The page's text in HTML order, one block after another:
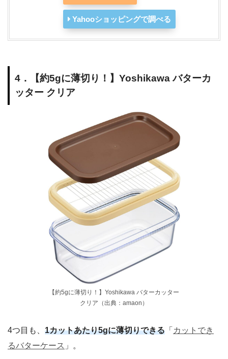
Yahooショッピングで調べる
4．【約5gに薄切り！】Yoshikawa バターカ
ッター クリア
【約5gに薄切り！】Yoshikawa バターカッター
クリア（出典：amaon）
4つ目も、 1カットあたり5gに薄切りできる 「 カットでき
るバターケース 」。